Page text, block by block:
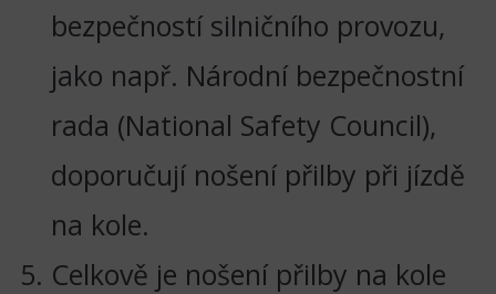
bezpečností silničního provozu,
jako např. Národní bezpečnostní
rada (National Safety Council),
doporučují nošení přilby při jízdě
na kole.
Celkově je nošení přilby na kole